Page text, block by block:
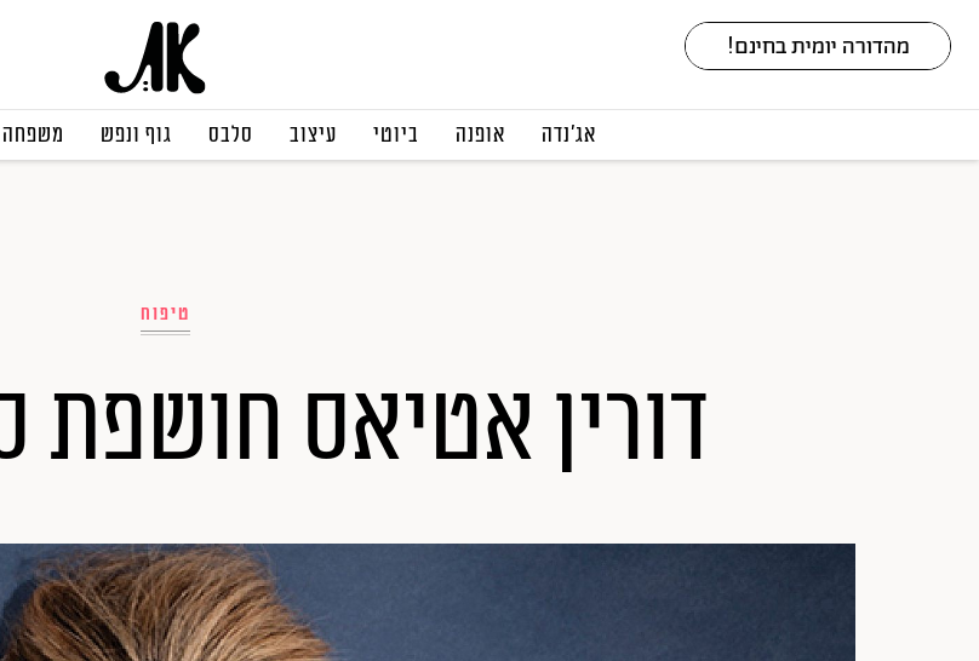
אג׳נדה אופנה ביוטי עיצוב סלבס גוף ונפש משפחה
טיפוח
דורין אטיאס חושפת